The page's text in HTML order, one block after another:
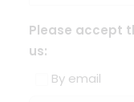
Please accept
us:
By email